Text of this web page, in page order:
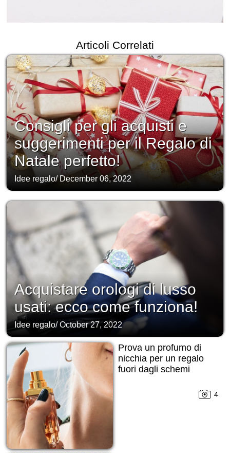
Articoli Correlati
Consigli per gli acquisti e
suggerimenti per il Regalo di
Natale perfetto!
Idee regalo/December 06, 2022
Acquistare orologi di lusso
usati: ecco come funziona!
Idee regalo/October 27, 2022
Prova un profumo di
nicchia per un regalo
fuori dagli schemi
4